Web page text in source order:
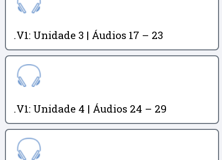
.V1: Unidade 3 | Áudios 17 – 23
.V1: Unidade 4 | Áudios 24 – 29